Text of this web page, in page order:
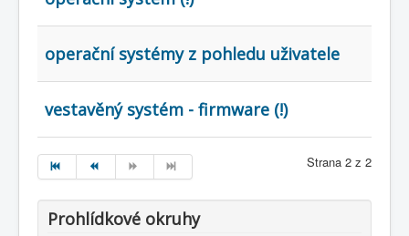
operační systémy z pohledu uživatele
vestavěný systém - firmware (!)
Strana 2 z 2
Prohlídkové okruhy